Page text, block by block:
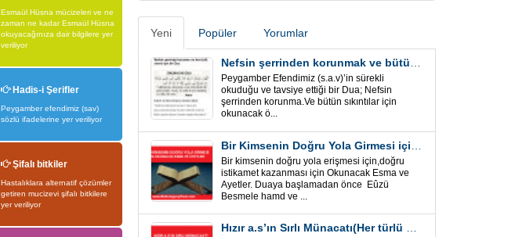
Esmaül Hüsna mücizeleri ve ne
zaman ne kadar Esmaül Hüsna
okuyacağınıza dair bilgilere yer
veriliyor
Hadis-i Şerifler
Peygamber efendimiz (sav)
sözlü ifadelerine yer veriliyor
Şifalı bitkiler
Hastalıklara alternatif çözümler
getiren mucizevi şifalı bitkilere
yer veriliyor
Yeni Popüler Yorumlar
Peygamber Efendimiz (s.a.v)’in sürekli
okuduğu ve tavsiye ettiği bir Dua; Nefsin
şerrinden korunma.Ve bütün sıkıntılar için
okunacak ö...
Bir kimsenin doğru yola erişmesi için,doğru
istikamet kazanması için Okunacak Esma ve
Ayetler. Duaya başlamadan önce Eûzü
Besmele hamd ve ...